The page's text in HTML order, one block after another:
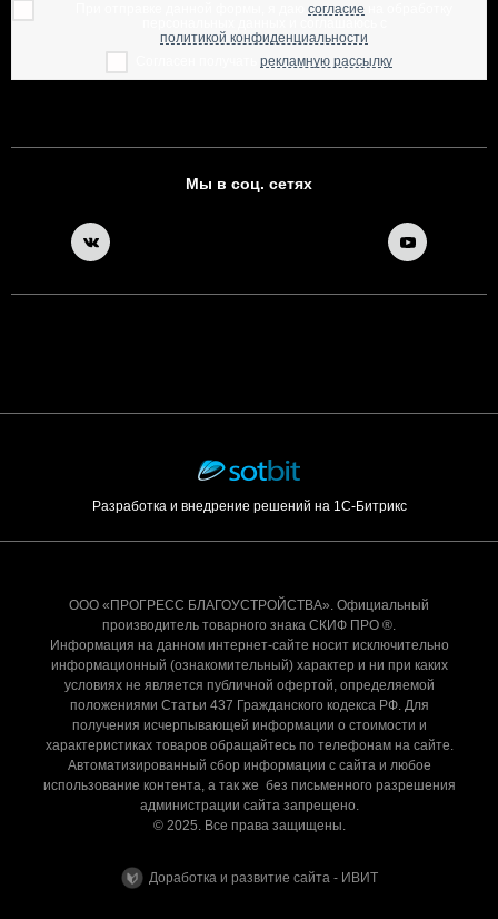
согласие
политикой конфиденциальности
рекламную рассылку
Мы в соц. сетях
Разработка и внедрение решений на 1С-Битрикс
ООО «ПРОГРЕСС БЛАГОУСТРОЙСТВА». Официальный
производитель товарного знака СКИФ ПРО ®.
Информация на данном интернет-сайте носит исключительно
информационный (ознакомительный) характер и ни при каких
условиях не является публичной офертой, определяемой
положениями Статьи 437 Гражданского кодекса РФ. Для
получения исчерпывающей информации о стоимости и
характеристиках товаров обращайтесь по телефонам на сайте.
Автоматизированный сбор информации с сайта и любое
использование контента, а так же без письменного разрешения
администрации сайта запрещено.
© 2025. Все права защищены.
Доработка и развитие сайта - ИВИТ